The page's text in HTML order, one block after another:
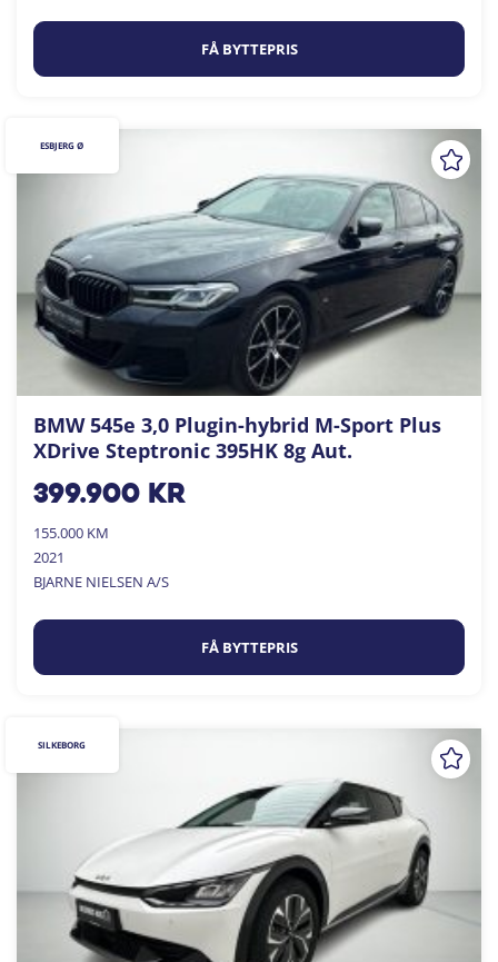
FÅ BYTTEPRIS
BMW 545e 3,0 Plugin-hybrid M-Sport Plus
XDrive Steptronic 395HK 8g Aut.
399.900kr
155.000 KM
2021
BJARNE NIELSEN A/S
FÅ BYTTEPRIS
ESBJERG Ø
SILKEBORG